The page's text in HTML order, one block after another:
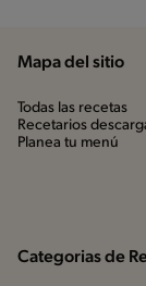
Mapa del sitio
Todas las recetas
Recetarios
Planea tu menú
Categorias de